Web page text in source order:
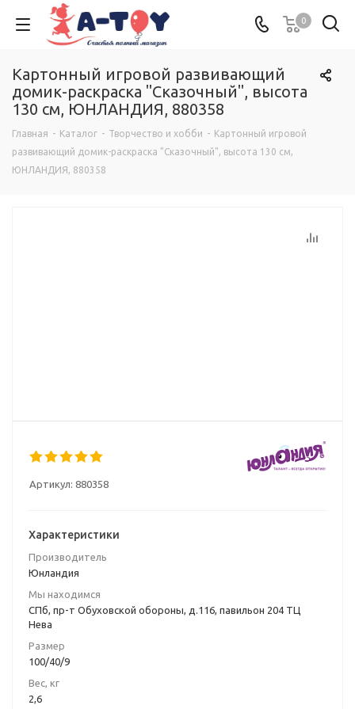
0
Картонный игровой развивающий
домик-раскраска "Сказочный", высота
130 см, ЮНЛАНДИЯ, 880358
Главная - Каталог - Творчество и хобби - Картонный игровой
развивающий домик-раскраска "Сказочный", высота 130 см,
ЮНЛАНДИЯ, 880358
Артикул: 880358
Характеристики
Производитель
Юнландия
Мы находимся
СПб, пр-т Обуховской обороны, д.116, павильон 204 ТЦ
Нева
Размер
100/40/9
Вес, кг
2,6